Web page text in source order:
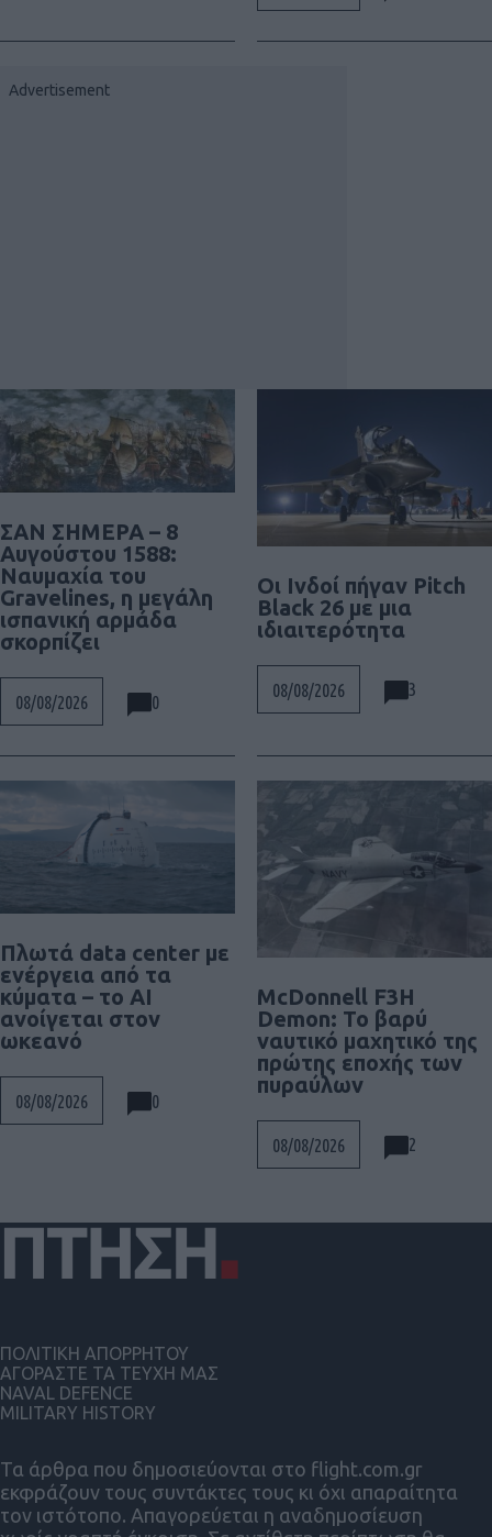
ΣΑΝ ΣΗΜΕΡΑ – 8
Αυγούστου 1588:
Ναυμαχία του
Gravelines, η μεγάλη
ισπανική αρμάδα
σκορπίζει
08/08/2026 0
Οι Ινδοί πήγαν Pitch
Black 26 με μια
ιδιαιτερότητα
08/08/2026 3
Πλωτά data center με
ενέργεια από τα
κύματα – το AI
ανοίγεται στον
ωκεανό
08/08/2026 0
McDonnell F3H
Demon: Το βαρύ
ναυτικό μαχητικό της
πρώτης εποχής των
πυραύλων
08/08/2026 2
Τα άρθρα που δημοσιεύονται στο flight.com.gr
εκφράζουν τους συντάκτες τους κι όχι απαραίτητα
τον ιστότοπο. Απαγορεύεται η αναδημοσίευση
ΠΟΛΙΤΙΚΗ ΑΠΟΡΡΗΤΟΥ
ΑΓΟΡΑΣΤΕ ΤΑ ΤΕΥΧΗ ΜΑΣ
NAVAL DEFENCE
MILITARY HISTORY